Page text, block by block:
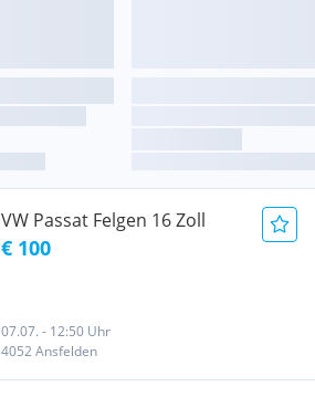
VW Passat Felgen 16 Zoll
€ 100
07.07. - 12:50 Uhr
4052 Ansfelden